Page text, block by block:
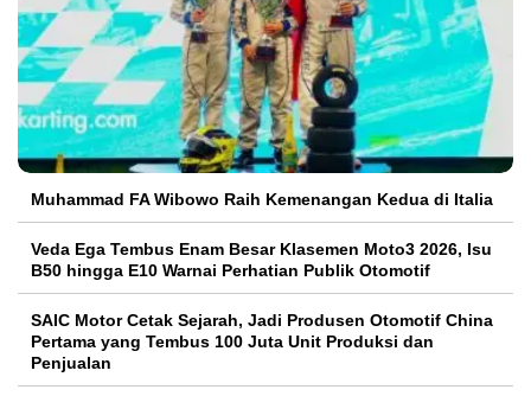
Muhammad FA Wibowo Raih Kemenangan Kedua di Italia
Veda Ega Tembus Enam Besar Klasemen Moto3 2026, Isu
B50 hingga E10 Warnai Perhatian Publik Otomotif
SAIC Motor Cetak Sejarah, Jadi Produsen Otomotif China
Pertama yang Tembus 100 Juta Unit Produksi dan
Penjualan